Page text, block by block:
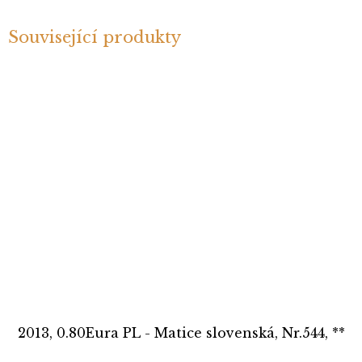
Související produkty
2013, 0.80Eura PL - Matice slovenská, Nr.544, **